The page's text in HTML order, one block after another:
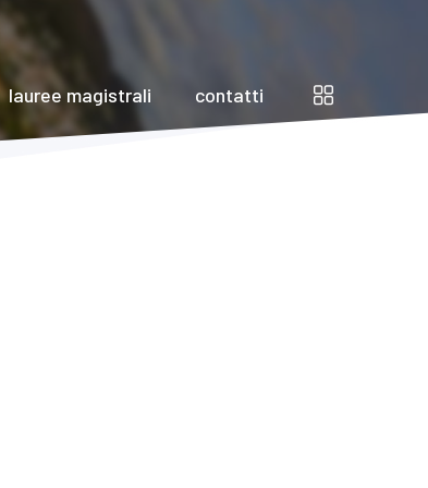
lauree magistrali contatti